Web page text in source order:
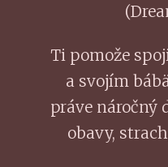
Ti pomože
a svojím
práve náročný
obavy,